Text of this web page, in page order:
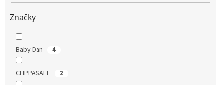
Značky
Baby Dan 4
CLIPPASAFE 2